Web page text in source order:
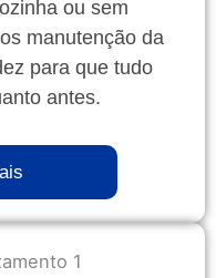
ou sem
manutenção da
para que tudo
antes.